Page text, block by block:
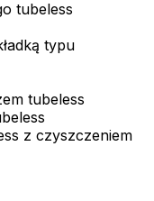
tubeless
typu
tubeless
z czyszczeniem